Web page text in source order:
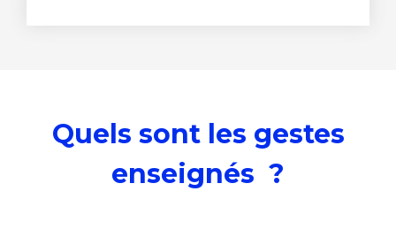
Quels sont les gestes
enseignés ?